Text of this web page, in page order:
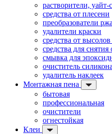
растворители, уайт-
средства от плесени
преобразователи
удалители краски
средства от
средства для снятия
смывка для
очиститель силикона
удалитель наклеек
Монтажная пена
бытовая
профессиональная
очистители
огнестойкая
Клеи